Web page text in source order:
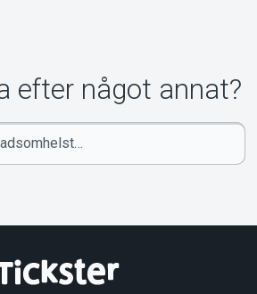
efter något annat?